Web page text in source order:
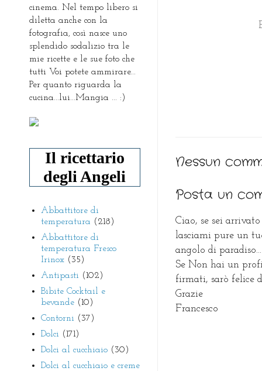
Nessun
Posta un
Ciao, se sei
lasciami pure un
angolo di paradiso...
Se Non hai un
firmati, sarò felice
Grazie
Francesco
cinema. Nel tempo libero si
diletta anche con la
fotografia, così nasce uno
splendido sodalizio tra le
mie ricette e le sue foto che
tutti Voi potete ammirare...
Per quanto riguarda la
cucina...lui...Mangia ... :)
Il ricettario
degli Angeli
Abbattitore di
temperatura (218)
Abbattitore di
temperatura Fresco
Irinox (35)
Antipasti (102)
Bibite Cocktail e
bevande (10)
Contorni (37)
Dolci (171)
Dolci al cucchiaio (30)
Dolci al cucchiaio e creme